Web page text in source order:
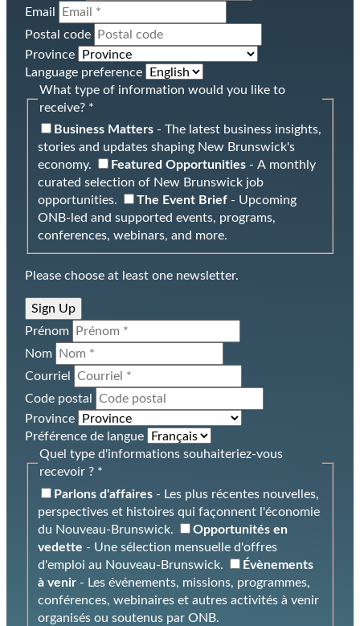
Email
Postal code
Province
Language preference
What type of information would you like to
receive? *
Business Matters - The latest business insights,
stories and updates shaping New Brunswick's
economy.
Featured Opportunities - A monthly
curated selection of New Brunswick job
opportunities.
The Event Brief - Upcoming
ONB-led and supported events, programs,
conferences, webinars, and more.
Please choose at least one newsletter.
Sign Up
Prénom
Nom
Courriel
Code postal
Province
Préférence de langue
Quel type d'informations souhaiteriez-vous
recevoir ? *
Parlons d'affaires - Les plus récentes nouvelles,
perspectives et histoires qui façonnent l'économie
du Nouveau-Brunswick.
Opportunités en
vedette - Une sélection mensuelle d'offres
d'emploi au Nouveau-Brunswick.
Évènements
à venir - Les événements, missions, programmes,
conférences, webinaires et autres activités à venir
organisés ou soutenus par ONB.